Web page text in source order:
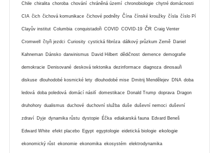
Chile chiralita choroba chování chráněná území chronobiologie chytré domácnosti
CIA čich čichová komunikace čichové podněty Čína čínské kroužky čísla číslo Pí
Clayův institut Columbia conquistadoři COVID COVID-19 ČR Craig Venter
Cromwell čtyři jezdci Curiosity cystická fibróza dálkový průzkum Země Daniel
Kahneman Dánsko darwinismus David Hilbert dědičnost demence demografie
demokracie Denisované desková tektonika dezinformace diagnoza dinosauři
diskuse dlouhodobé kosmické lety dlouhodobé mise Dmitrij Mendělejev DNA doba
ledová doba poledová domácí násilí domestikace Donald Trump doprava Dragon
druhohory dualismus duchové duchovní služba duše duševní nemoci duševní
zdraví Dyje dynamika růstu dystopie Éčka ediakarská fauna Edvard Beneš
Edward White efekt placebo Egypt egyptologie eidetická biologie ekologie
ekonomický růst ekonomie ekonomika ekosystém elektrodynamika